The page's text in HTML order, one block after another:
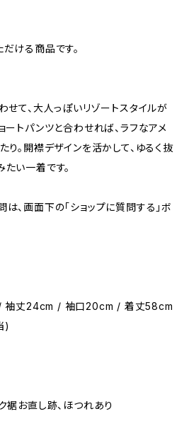
ける商品です。
せて、大人っぽいリゾートスタイルが
ートパンツと合わせれば、ラフなアメ
り。開襟デザインを活かして、ゆるく抜
い一着です。
、画面下の「ショップに質問する」ボ
丈24cm / 袖口20cm / 着丈58cm
)
裾お直し跡、ほつれあり